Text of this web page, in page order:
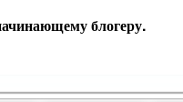
блогеру.